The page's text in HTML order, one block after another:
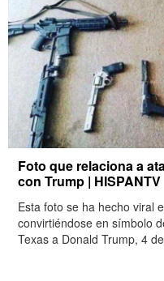
Foto que relaciona a
con Trump | HISPANTV
Esta foto se ha hecho viral
convirtiéndose en símbolo
Texas a Donald Trump, 4